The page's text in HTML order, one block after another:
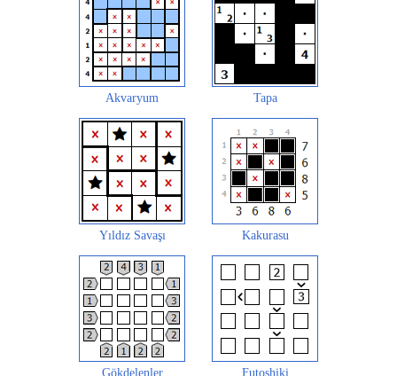
Akvaryum Tapa
Yıldız Savaşı Kakurasu
Gökdelenler Futoshiki